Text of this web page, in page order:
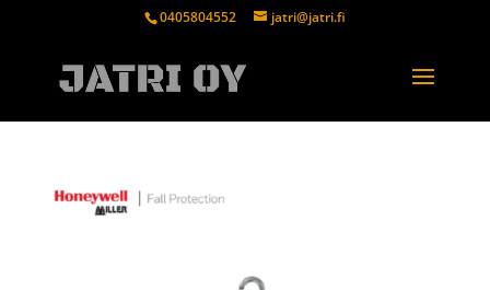
0405804552 jatri@jatri.fi